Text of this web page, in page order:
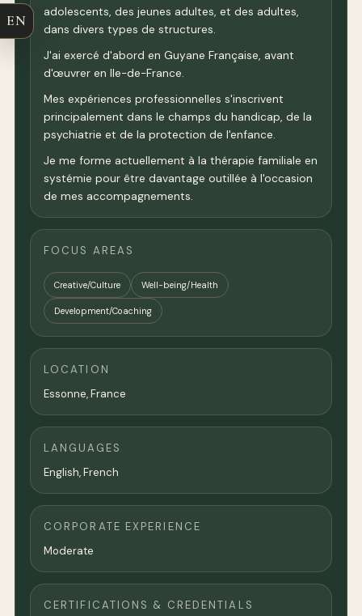
adolescents, des jeunes adultes, et des adultes,
dans divers types de structures.
J'ai exercé d'abord en Guyane Française, avant
d'œuvrer en Ile-de-France.
Mes expériences professionnelles s'inscrivent
principalement dans le champs du handicap, de la
psychiatrie et de la protection de l'enfance.
Je me forme actuellement à la thérapie familiale en
systémie pour être davantage outillée à l'occasion
de mes accompagnements.
FOCUS AREAS
Creative/Culture Well-being/Health
Development/Coaching
LOCATION
Essonne,France
LANGUAGES
English, French
CORPORATE EXPERIENCE
Moderate
CERTIFICATIONS & CREDENTIALS
EN